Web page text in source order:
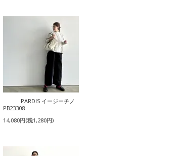
PARDIS イージーチノ
PB23308
14,080円(税1,280円)